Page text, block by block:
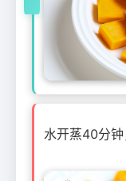
水开蒸40分